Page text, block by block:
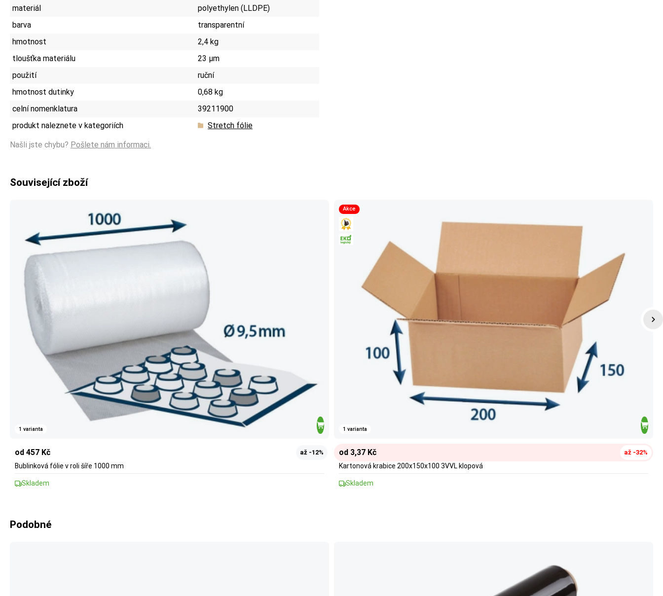
materiál
polyethylen (LLDPE)
barva
transparentní
hmotnost
2,4 kg
tloušťka materiálu
23 µm
použití
ruční
hmotnost dutinky
0,68 kg
celní nomenklatura
39211900
produkt naleznete v kategoriích
Stretch fólie
Našli jste chybu? Pošlete nám informaci.
Související zboží
1 varianta
od 457 Kč až -12%
Bublinková fólie v roli šíře 1000 mm
Skladem
Akce
1 varianta
od 3,37 Kč až -32%
Kartonová krabice 200x150x100 3VVL klopová
Skladem
Podobné